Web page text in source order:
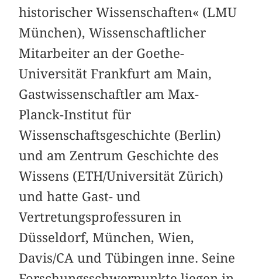
historischer Wissenschaften« (LMU
München), Wissenschaftlicher
Mitarbeiter an der Goethe-
Universität Frankfurt am Main,
Gastwissenschaftler am Max-
Planck-Institut für
Wissenschaftsgeschichte (Berlin)
und am Zentrum Geschichte des
Wissens (ETH/Universität Zürich)
und hatte Gast- und
Vertretungsprofessuren in
Düsseldorf, München, Wien,
Davis/CA und Tübingen inne. Seine